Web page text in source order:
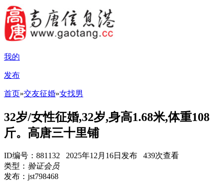
我的
发布
首页»交友征婚»女找男
32岁/女性征婚,32岁,身高1.68米,体重108
斤。高唐三十里铺
ID编号：881132 2025年12月16日发布 439次查看
类型： 验证会员
发布：jst798468